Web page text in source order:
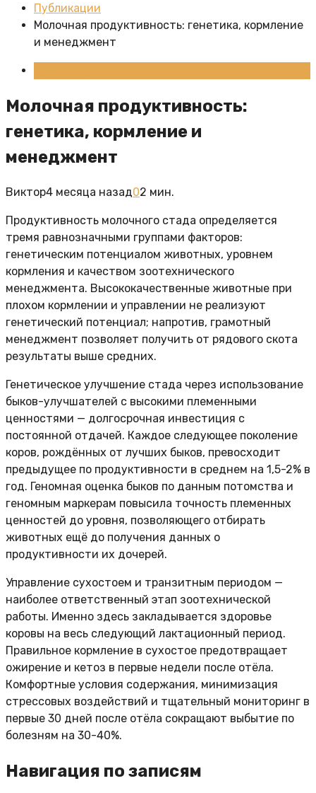
Публикации
Молочная продуктивность: генетика, кормление
и менеджмент
Молочная продуктивность:
генетика, кормление и
менеджмент
Виктор4 месяца назад02 мин.
Продуктивность молочного стада определяется
тремя равнозначными группами факторов:
генетическим потенциалом животных, уровнем
кормления и качеством зоотехнического
менеджмента. Высококачественные животные при
плохом кормлении и управлении не реализуют
генетический потенциал; напротив, грамотный
менеджмент позволяет получить от рядового скота
результаты выше средних.
Генетическое улучшение стада через использование
быков-улучшателей с высокими племенными
ценностями — долгосрочная инвестиция с
постоянной отдачей. Каждое следующее поколение
коров, рождённых от лучших быков, превосходит
предыдущее по продуктивности в среднем на 1,5-2% в
год. Геномная оценка быков по данным потомства и
геномным маркерам повысила точность племенных
ценностей до уровня, позволяющего отбирать
животных ещё до получения данных о
продуктивности их дочерей.
Управление сухостоем и транзитным периодом —
наиболее ответственный этап зоотехнической
работы. Именно здесь закладывается здоровье
коровы на весь следующий лактационный период.
Правильное кормление в сухостое предотвращает
ожирение и кетоз в первые недели после отёла.
Комфортные условия содержания, минимизация
стрессовых воздействий и тщательный мониторинг в
первые 30 дней после отёла сокращают выбытие по
болезням на 30-40%.
Навигация по записям